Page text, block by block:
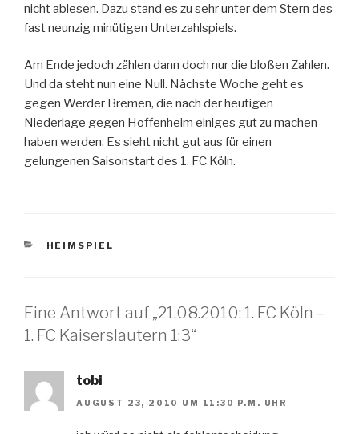
nicht ablesen. Dazu stand es zu sehr unter dem Stern des
fast neunzig minütigen Unterzahlspiels.
Am Ende jedoch zählen dann doch nur die bloßen Zahlen.
Und da steht nun eine Null. Nächste Woche geht es
gegen Werder Bremen, die nach der heutigen
Niederlage gegen Hoffenheim einiges gut zu machen
haben werden. Es sieht nicht gut aus für einen
gelungenen Saisonstart des 1. FC Köln.
KATEGORIEN
HEIMSPIEL
Eine Antwort auf „21.08.2010: 1. FC Köln –
1. FC Kaiserslautern 1:3“
tobi
AUGUST 23, 2010 UM 11:30 P.M. UHR